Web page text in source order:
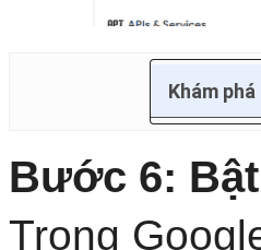
Khám
Bước 6:
Trong